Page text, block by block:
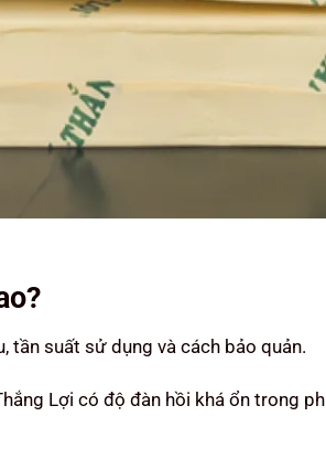
tần suất sử dụng và cách bảo quản.
Lợi có độ đàn hồi khá ổn trong